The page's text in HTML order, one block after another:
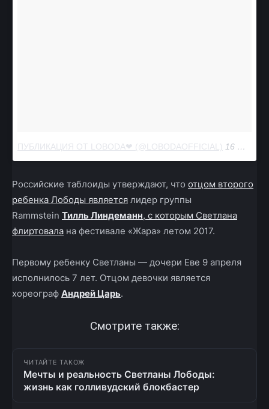
ПУБЛИКАЦИЯ ОТ LOBODA❤ (@LOBODAOFFICIAL) 16 МАЙ 2018 В 8:00 PDT
Российские таблоиды утверждают, что отцом второго
ребенка Лободы является лидер группы
Rammstein Тилль Линдеманн, с которым Светлана
флиртовала на фестивале «Жара» летом 2017.
Первому ребенку Светланы — дочери Еве 9 апреля
исполнилось 7 лет. Отцом девочки является
хореограф Андрей Царь.
Смотрите также:
ЧИТАЙТЕ ТАКОЖ
Мечты и реальность Светланы Лободы:
жизнь как голливудский блокбастер